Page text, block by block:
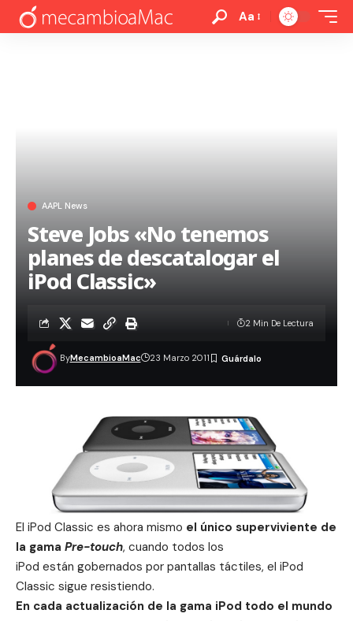
Aa
AAPL News
Steve Jobs «No tenemos
planes de descatalogar el
iPod Classic»
ByMecambioaMac 23 Marzo 2011
2 Min De Lectura
El iPod Classic es ahora mismo el único superviviente de
la gama Pre-touch, cuando todos los
iPod están gobernados por pantallas táctiles, el iPod
Classic sigue resistiendo.
En cada actualización de la gama iPod todo el mundo